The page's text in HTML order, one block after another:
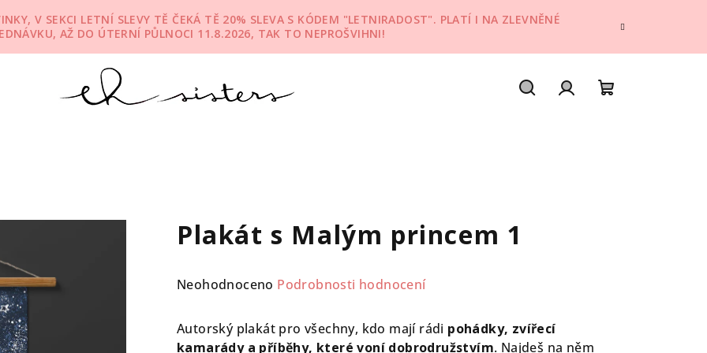
V SEKCI LETNÍ SLEVY TĚ ČEKÁ TĚ 20% SLEVA S KÓDEM "LETNIRADOST". PLATÍ I NA ZLEVNĚNÉ
AŽ DO ÚTERNÍ PŮLNOCI 11.8.2026, TAK TO NEPROŠVIHNI!
Plakát s Malým princem 1
Průměrné
produktu
je
Neohodnoceno Podrobnosti hodnocení
Autorský plakát pro všechny, kdo mají rádi pohádky, zvířecí
kamarády a příběhy, které voní dobrodružstvím. Najdeš na něm